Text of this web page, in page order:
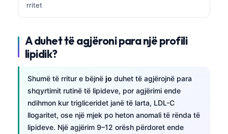
rritet
A duhet të agjëroni para një profili
lipidik?
Shumë të rritur e bëjnë jo duhet të agjërojnë para
shqyrtimit rutinë të lipideve, por agjërimi ende
ndihmon kur trigliceridet janë të larta, LDL-C
llogaritet, ose një mjek po heton anomali të rënda të
lipideve. Një agjërim 9–12 orësh përdoret ende
日本語
Čeština
ქართული
Lietuvių kalba
Polski
Slovenščina